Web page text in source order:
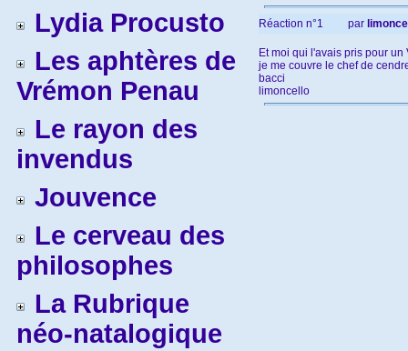
Lydia Procusto
Les aphtères de
Vrémon Penau
Le rayon des
invendus
Jouvence
Le cerveau des
philosophes
La Rubrique
néo-natalogique
Réaction n°1 par
Et moi qui l'avais pris pour un
je me couvre le chef de
bacci
limoncello